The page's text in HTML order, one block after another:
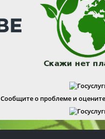
Сообщите о проблеме и